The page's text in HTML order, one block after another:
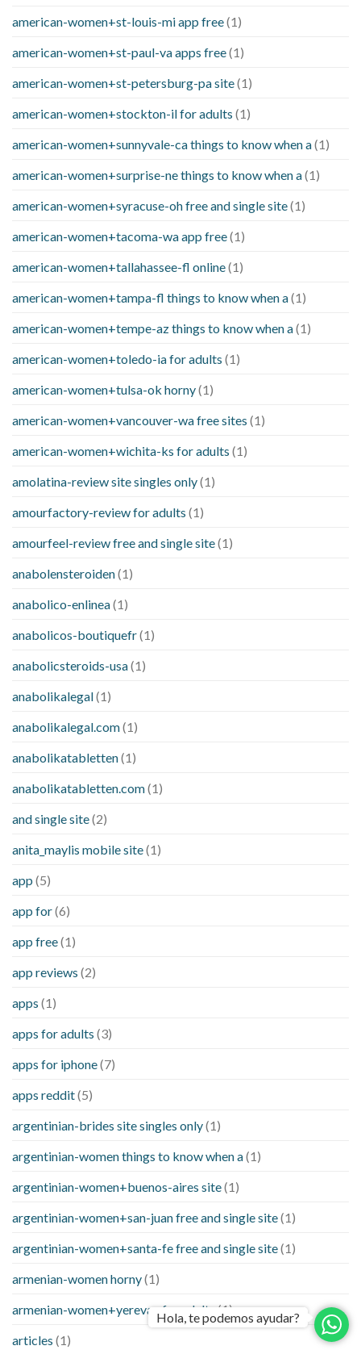
american-women+st-louis-mi app free(1)
american-women+st-paul-va apps free(1)
american-women+st-petersburg-pa site(1)
american-women+stockton-il for adults (1)
american-women+sunnyvale-ca things to know when a(1)
american-women+surprise-ne things to know when a(1)
american-women+syracuse-oh free and single site(1)
american-women+tacoma-wa app free(1)
american-women+tallahassee-fl online(1)
american-women+tampa-fl things to know when a(1)
american-women+tempe-az things to know when a(1)
american-women+toledo-ia for adults (1)
american-women+tulsa-ok horny(1)
american-women+vancouver-wa free sites (1)
american-women+wichita-ks for adults (1)
amolatina-review site singles only(1)
amourfactory-review for adults (1)
amourfeel-review free and single site(1)
anabolensteroiden(1)
anabolico-enlinea(1)
anabolicos-boutiquefr(1)
anabolicsteroids-usa(1)
anabolikalegal(1)
anabolikalegal.com(1)
anabolikatabletten(1)
anabolikatabletten.com(1)
and single site(2)
anita_maylis mobile site(1)
app (5)
app for(6)
app free(1)
app reviews (2)
apps (1)
apps for adults (3)
apps for iphone(7)
apps reddit(5)
argentinian-brides site singles only(1)
argentinian-women things to know when a(1)
argentinian-women+buenos-aires site(1)
argentinian-women+san-juan free and single site(1)
argentinian-women+santa-fe free and single site(1)
armenian-women horny(1)
armenian-women+yerevan for adults(1)
articles (1)
Hola, te podemos ayudar?